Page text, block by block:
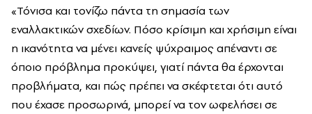
«Τόνισα και τονίζω πάντα τη σημασία των
εναλλακτικών σχεδίων. Πόσο κρίσιμη και χρήσιμη είναι
η ικανότητα να μένει κανείς ψύχραιμος απέναντι σε
όποιο πρόβλημα προκύψει, γιατί πάντα θα έρχονται
προβλήματα, και πώς πρέπει να σκέφτεται ότι αυτό
που έχασε προσωρινά, μπορεί να τον ωφελήσει σε